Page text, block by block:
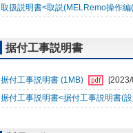
取扱説明書<取説(MELRemo操作
据付工事説明書
据付工事説明書 (1MB)
据付工事説明書<据付工事説明書(